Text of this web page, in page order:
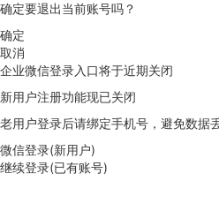
确定要退出当前账号吗？
确定
取消
企业微信登录入口将于近期关闭
新用户注册功能现已关闭
老用户登录后请绑定手机号，避免数据
微信登录(新用户)
继续登录(已有账号)